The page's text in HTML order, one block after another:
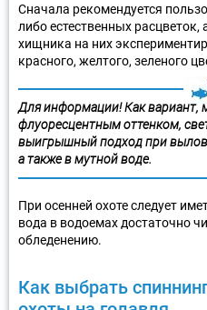
Сначала рекомендуется
либо естественных расцветок,
хищника на них
красного, желтого, зеленого
Для информации! Как вариант,
флуоресцентным оттенком,
выигрышный подход при
а также в мутной воде.
При осенней охоте следует
вода в водоемах достаточно
обледенению.
Как выбрать